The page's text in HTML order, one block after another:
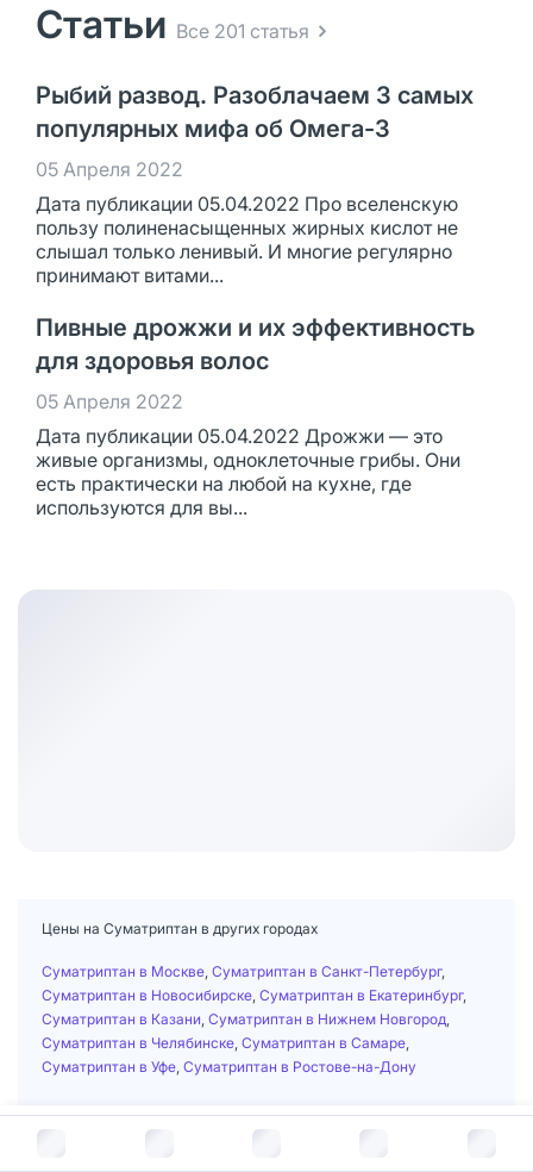
В корзину за руб.
Статьи Все 201 статья
Рыбий развод. Разоблачаем 3 самых
популярных мифа об Омега-3
05 Апреля 2022
Дата публикации 05.04.2022 Про вселенскую
пользу полиненасыщенных жирных кислот не
слышал только ленивый. И многие регулярно
принимают витами...
Пивные дрожжи и их эффективность
для здоровья волос
05 Апреля 2022
Дата публикации 05.04.2022 Дрожжи — это
живые организмы, одноклеточные грибы. Они
есть практически на любой на кухне, где
используются для вы...
Цены на Суматриптан в других городах
Суматриптан в Москве Суматриптан в Санкт-Петербург,
Суматриптан в Новосибирске Суматриптан в Екатеринбург,
Суматриптан в Казани Суматриптан в Нижнем Новгород
Суматриптан в Челябинске Суматриптан в Самаре
Суматриптан в Уфе Суматриптан в Ростове-на-Дону